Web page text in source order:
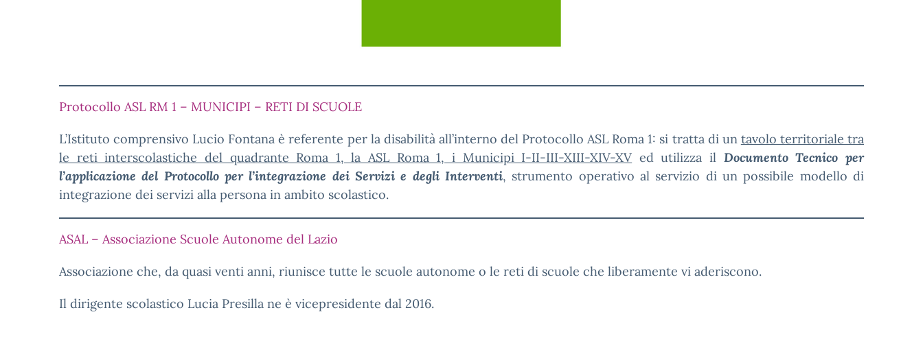
Protocollo ASL RM 1 – MUNICIPI – RETI DI SCUOLE
L’Istituto comprensivo Lucio Fontana è referente per la disabilità all’interno del Protocollo ASL Roma 1: si tratta di un tavolo territoriale tra
le reti interscolastiche del quadrante Roma 1, la ASL Roma 1, i Municipi I-II-III-XIII-XIV-XV ed utilizza il Documento Tecnico per
l’applicazione del Protocollo per l’integrazione dei Servizi e degli Interventi, strumento operativo al servizio di un possibile modello di
integrazione dei servizi alla persona in ambito scolastico.
ASAL – Associazione Scuole Autonome del Lazio
Associazione che, da quasi venti anni, riunisce tutte le scuole autonome o le reti di scuole che liberamente vi aderiscono.
Il dirigente scolastico Lucia Presilla ne è vicepresidente dal 2016.